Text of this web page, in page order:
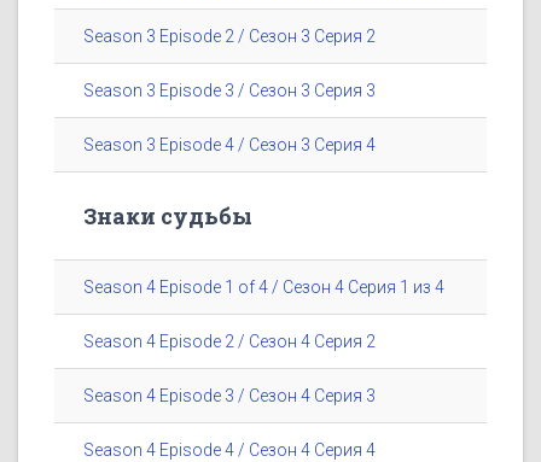
Season 3 Episode 2 / Сезон 3 Серия 2
Season 3 Episode 3 / Сезон 3 Серия 3
Season 3 Episode 4 / Сезон 3 Серия 4
Знаки судьбы
Season 4 Episode 1 of 4 / Сезон 4 Серия 1 из 4
Season 4 Episode 2 / Сезон 4 Серия 2
Season 4 Episode 3 / Сезон 4 Серия 3
Season 4 Episode 4 / Сезон 4 Серия 4